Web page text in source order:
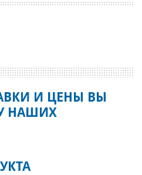
И ЦЕНЫ ВЫ
НАШИХ